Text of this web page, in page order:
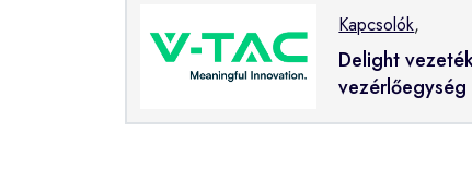
Kapcsolók,
Delight